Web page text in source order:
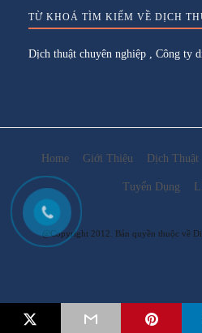
TỪ KHOÁ TÌM KIẾM VỀ DỊCH
Dịch thuật chuyên nghiệp , Công ty
Home Giới Thiệu Dịch Thuật
Tuyển Dụng
@Copyright 2012. Bản quyền thuộc về